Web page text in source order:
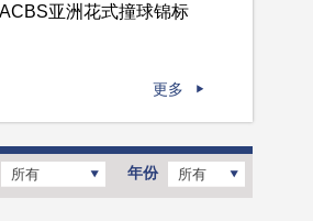
亚洲花式撞球锦标
更多
年份 所有
所有